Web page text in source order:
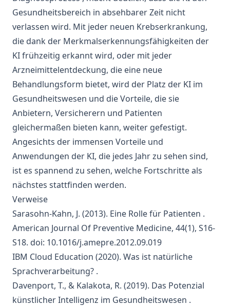
Gesundheitsbereich in absehbarer Zeit nicht
verlassen wird. Mit jeder neuen Krebserkrankung,
die dank der Merkmalserkennungsfähigkeiten der
KI frühzeitig erkannt wird, oder mit jeder
Arzneimittelentdeckung, die eine neue
Behandlungsform bietet, wird der Platz der KI im
Gesundheitswesen und die Vorteile, die sie
Anbietern, Versicherern und Patienten
gleichermaßen bieten kann, weiter gefestigt.
Angesichts der immensen Vorteile und
Anwendungen der KI, die jedes Jahr zu sehen sind,
ist es spannend zu sehen, welche Fortschritte als
nächstes stattfinden werden.
Verweise
Sarasohn-Kahn, J. (2013). Eine Rolle für Patienten .
American Journal Of Preventive Medicine, 44(1), S16-
S18. doi: 10.1016/j.amepre.2012.09.019
IBM Cloud Education (2020). Was ist natürliche
Sprachverarbeitung? .
Davenport, T., & Kalakota, R. (2019). Das Potenzial
künstlicher Intelligenz im Gesundheitswesen .